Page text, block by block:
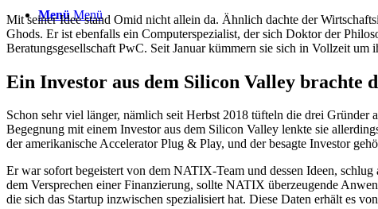
Menü Menü
Mit seiner Idee stand Omid nicht allein da. Ähnlich dachte der
Ghods. Er ist ebenfalls ein Computerspezialist, der sich Doktor der
Beratungsgesellschaft PwC. Seit Januar kümmern sie sich in Vollzeit um
Ein Investor aus dem Silicon Valley brachte
Schon sehr viel länger, nämlich seit Herbst 2018 tüfteln die drei
Begegnung mit einem Investor aus dem Silicon Valley lenkte sie
der amerikanische Accelerator Plug & Play, und der besagte Investor
Er war sofort begeistert von dem NATIX-Team und dessen Ideen,
dem Versprechen einer Finanzierung, sollte NATIX überzeugende
die sich das Startup inzwischen spezialisiert hat. Diese Daten erhält es